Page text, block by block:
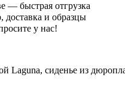
— быстрая отгрузка
доставка и образцы
у нас!
Laguna, сиденье из